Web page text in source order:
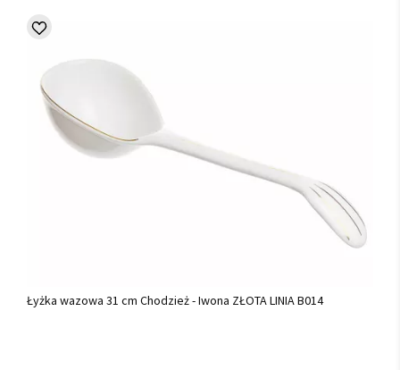
Łyżka wazowa 31 cm Chodzież - Iwona ZŁOTA LINIA B014